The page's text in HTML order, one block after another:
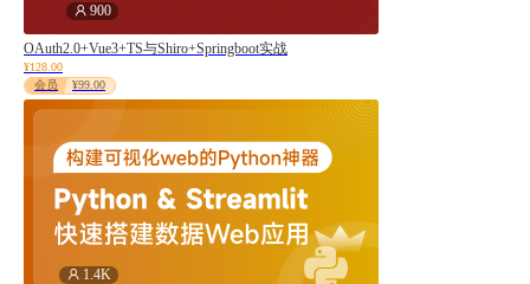
汇编语言
Ajax
900
OAuth2.0+Vue3+TS与Shiro+Springboot实战
¥128.00
会员
¥99.00
1.4K